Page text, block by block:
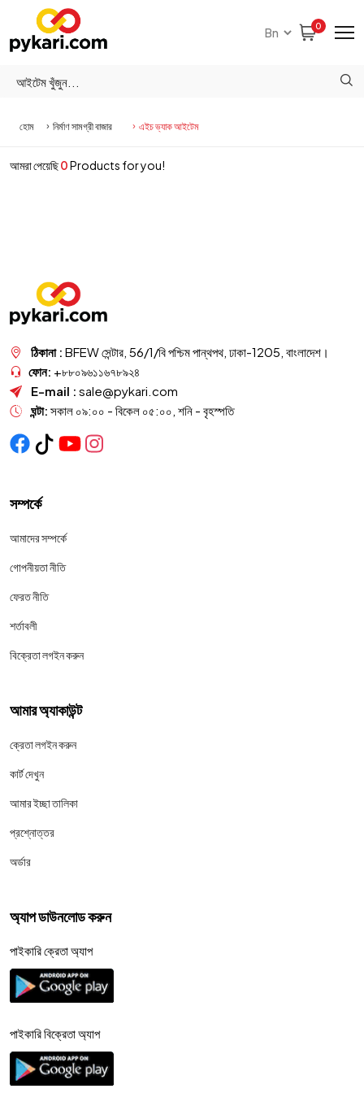
0
হোম নির্মাণ সামগ্রী বাজার এইচ ভ্যাক আইটেম
আমরা পেয়েছি0Products for you!
ঠিকানা : BFEW সেন্টার, 56/1/বি পশ্চিম পান্থপথ, ঢাকা-1205, বাংলাদেশ।
ফোন: +৮৮০৯৬১১৬৭৮৯২৪
E-mail : sale@pykari.com
ঘন্টা: সকাল ০৯:০০ - বিকেল ০৫:০০, শনি - বৃহস্পতি
সম্পর্কে
আমাদের সম্পর্কে
গোপনীয়তা নীতি
ফেরত নীতি
শর্তাবলী
বিক্রেতা লগইন করুন
আমার অ্যাকাউন্ট
ক্রেতা লগইন করুন
কার্ট দেখুন
আমার ইচ্ছা তালিকা
প্রশ্নোত্তর
অর্ডার
অ্যাপ ডাউনলোড করুন
পাইকারি ক্রেতা অ্যাপ
পাইকারি বিক্রেতা অ্যাপ